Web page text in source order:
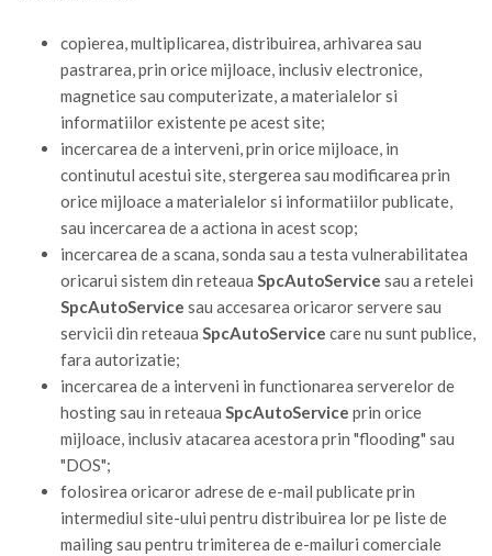
copierea, multiplicarea, distribuirea, arhivarea sau
pastrarea, prin orice mijloace, inclusiv electronice,
magnetice sau computerizate, a materialelor si
informatiilor existente pe acest site;
incercarea de a interveni, prin orice mijloace, in
continutul acestui site, stergerea sau modificarea prin
orice mijloace a materialelor si informatiilor publicate,
sau incercarea de a actiona in acest scop;
incercarea de a scana, sonda sau a testa vulnerabilitatea
oricarui sistem din reteaua SpcAutoService sau a retelei
SpcAutoService sau accesarea oricaror servere sau
servicii din reteaua SpcAutoService care nu sunt publice,
fara autorizatie;
incercarea de a interveni in functionarea serverelor de
hosting sau in reteaua SpcAutoService prin orice
mijloace, inclusiv atacarea acestora prin "flooding" sau
"DOS";
folosirea oricaror adrese de e-mail publicate prin
intermediul site-ului pentru distribuirea lor pe liste de
mailing sau pentru trimiterea de e-mailuri comerciale